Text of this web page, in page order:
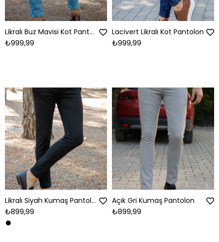
Likralı Buz Mavisi Kot Pantolon
₺999,99
Lacivert Likralı Kot Pantolon
₺999,99
Likralı Siyah Kumaş Pantolon
₺899,99
Açık Gri Kumaş Pantolon
₺899,99